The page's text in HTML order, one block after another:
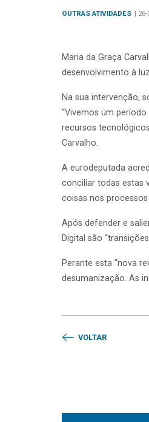
OUTRAS ATIVIDADES |
Maria da Graça
desenvolvimento à
Na sua intervenção,
“Vivemos um
recursos
Carvalho.
A eurodeputada
conciliar todas estas
coisas nos processos
Após defender e
Digital são
Perante esta “nova
desumanização. As
VOLTAR